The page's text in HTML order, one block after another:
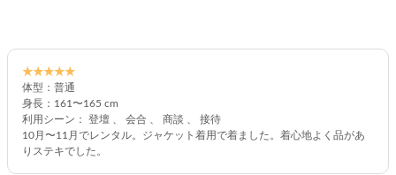
★★★★★
体型：普通
身長：161〜165 cm
利用シーン： 登壇 、 会合 、 商談 、 接待
10月〜11月でレンタル。ジャケット着用で着ました。着心地よく品があ
りステキでした。